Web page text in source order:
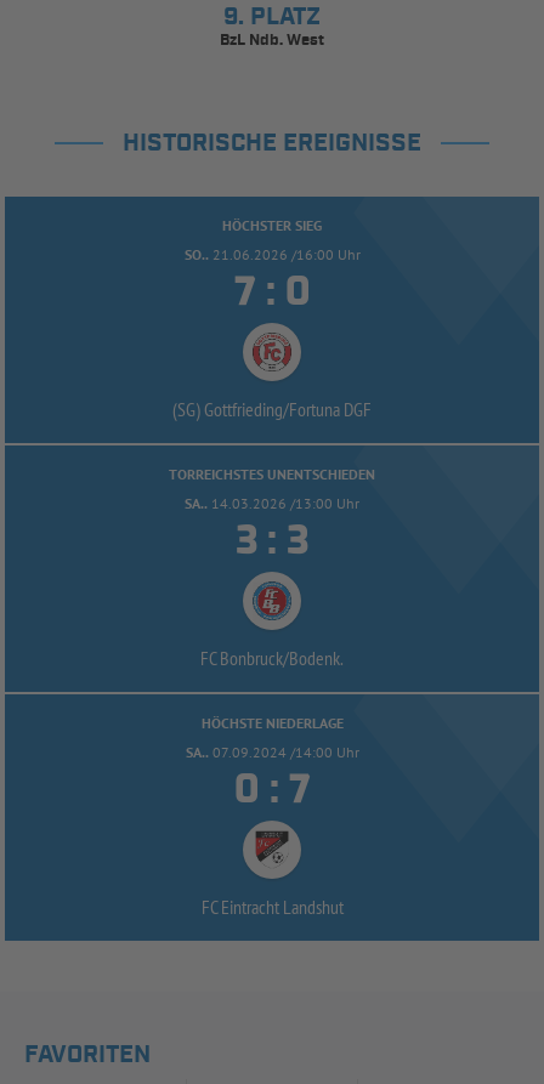
9. PLATZ
BzL Ndb. West
HISTORISCHE EREIGNISSE
HÖCHSTER SIEG
SO.. 21.06.2026 /16:00 Uhr
 : 
(SG) Gottfrieding/Fortuna DGF
TORREICHSTES UNENTSCHIEDEN
SA.. 14.03.2026 /13:00 Uhr
 : 
FC Bonbruck/Bodenk.
HÖCHSTE NIEDERLAGE
SA.. 07.09.2024 /14:00 Uhr
 : 
FC Eintracht Landshut
FAVORITEN